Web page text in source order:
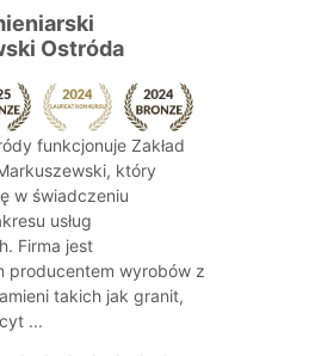
Ostróda
funkcjonuje Zakład
który
w świadczeniu
usług
Firma jest
producentem wyrobów z
takich jak granit,
...